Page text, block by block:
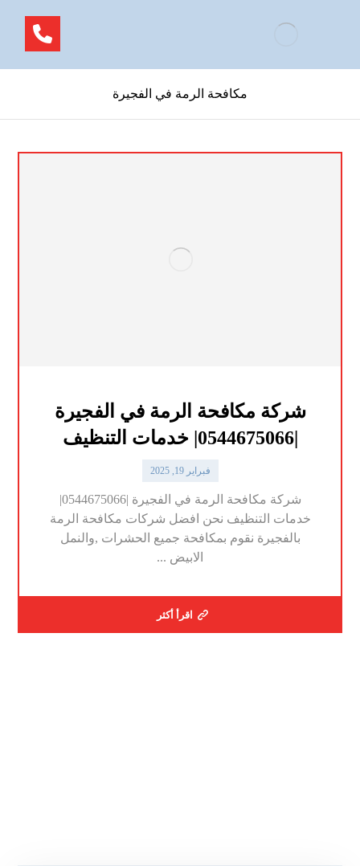
مكافحة الرمة في الفجيرة
شركة مكافحة الرمة في الفجيرة
|0544675066| خدمات التنظيف
فبراير 19, 2025
خدمات التنظيف نحن افضل شركات مكافحة الرمة
بالفجيرة نقوم بمكافحة جميع الحشرات ,والنمل
الابيض ...
اقرأ أكثر